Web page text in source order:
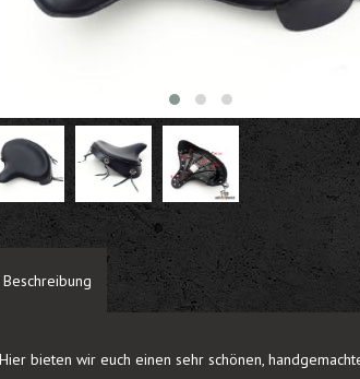
Beschreibung
Hier bieten wir euch einen sehr schönen,